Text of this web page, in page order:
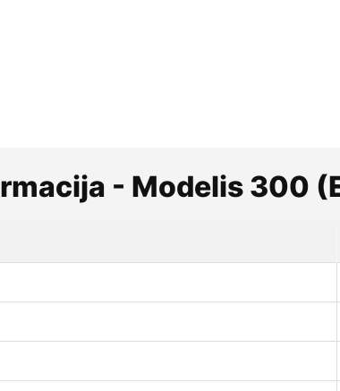
- Modelis 300